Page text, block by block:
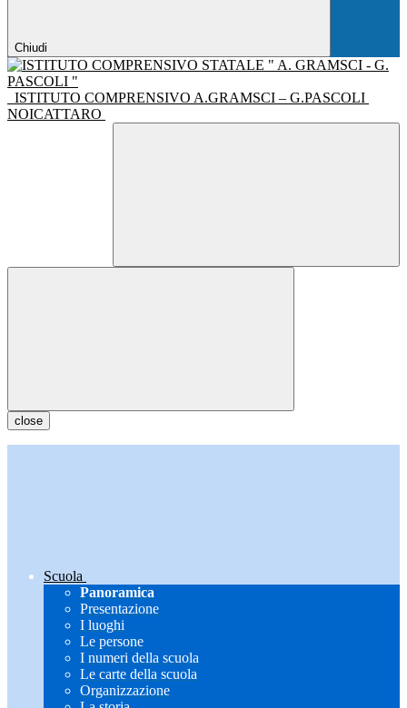
Chiudi
ISTITUTO COMPRENSIVO A.GRAMSCI – G.PASCOLI
NOICATTARO
close
Scuola
Panoramica
Presentazione
I luoghi
Le persone
I numeri della scuola
Le carte della scuola
Organizzazione